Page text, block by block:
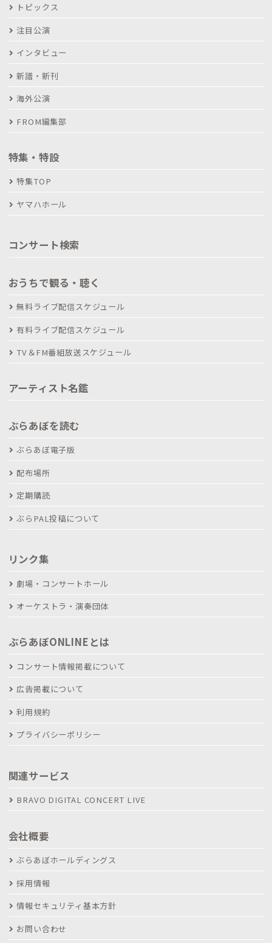
トピックス
注目公演
インタビュー
新譜・新刊
海外公演
FROM編集部
特集・特設
特集TOP
ヤマハホール
コンサート検索
おうちで観る・聴く
無料ライブ配信スケジュール
有料ライブ配信スケジュール
TV＆FM番組放送スケジュール
アーティスト名鑑
ぶらあぼを読む
ぶらあぼ電子版
配布場所
定期購読
ぶらPAL投稿について
リンク集
劇場・コンサートホール
オーケストラ・演奏団体
ぶらあぼONLINEとは
コンサート情報掲載について
広告掲載について
利用規約
プライバシーポリシー
関連サービス
BRAVO DIGITAL CONCERT LIVE
会社概要
ぶらあぼホールディングス
採用情報
情報セキュリティ基本方針
お問い合わせ